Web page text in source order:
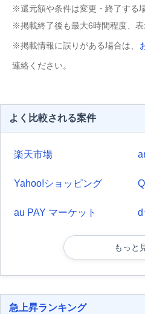
※還元額や条件は変更・終了する
※掲載終了後も最大6時間程度、表
※掲載情報に誤りがある場合は、
連絡ください。
よく比較される案件
楽天市場
Yahoo!ショッピング
au PAY マーケット d
もっと
急上昇ランキング